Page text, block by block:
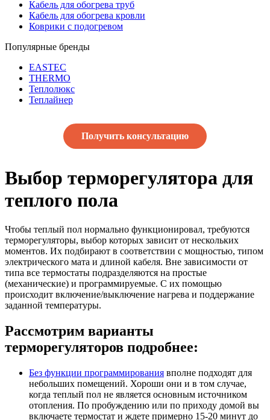
Кабель для обогрева труб
Кабель для обогрева кровли
Коврики с подогревом
Популярные бренды
EASTEC
THERMO
Теплолюкс
Теплайнер
Получить консультацию
Выбор терморегулятора для
теплого пола
Чтобы теплый пол нормально функционировал, требуются
терморегуляторы, выбор которых зависит от нескольких
моментов. Их подбирают в соответствии с мощностью, типом
электрического мата и длиной кабеля. Вне зависимости от
типа все термостаты подразделяются на простые
(механические) и программируемые. С их помощью
происходит включение/выключение нагрева и поддержание
заданной температуры.
Рассмотрим варианты
терморегуляторов подробнее:
Без функции программирования вполне подходят для
небольших помещений. Хороши они и в том случае,
когда теплый пол не является основным источником
отопления. По пробуждению или по приходу домой вы
включаете термостат и ждете примерно 15-20 минут до